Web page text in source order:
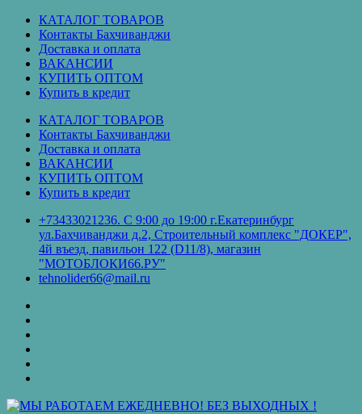
Перейти
содержимому
КАТАЛОГ ТОВАРОВ
Контакты Бахчиванджи
Доставка и оплата
ВАКАНСИИ
КУПИТЬ ОПТОМ
Купить в кредит
КАТАЛОГ ТОВАРОВ
Контакты Бахчиванджи
Доставка и оплата
ВАКАНСИИ
КУПИТЬ ОПТОМ
Купить в кредит
+73433021236. С 9:00 до 19:00 г.Екатеринбург
ул.Бахчиванджи д.2, Строительный комплекс "ДОКЕР",
4й въезд, павильон 122 (D11/8), магазин
"МОТОБЛОКИ66.РУ"
tehnolider66@mail.ru
кредит